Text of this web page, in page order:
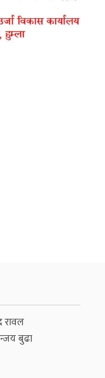
रावल
बुढा